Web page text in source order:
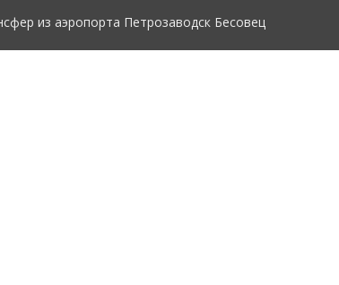
из аэропорта Петрозаводск Бесовец